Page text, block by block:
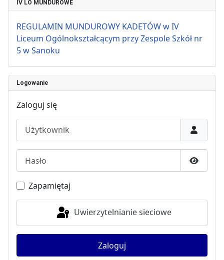
IV LO MUNDUROWE
REGULAMIN MUNDUROWY KADETÓW w IV
Liceum Ogólnokształcącym przy Zespole Szkół nr
5 w Sanoku
Logowanie
Zaloguj się
Użytkownik
Pokaż
Zapamiętaj
Uwierzytelnianie sieciowe
Zaloguj